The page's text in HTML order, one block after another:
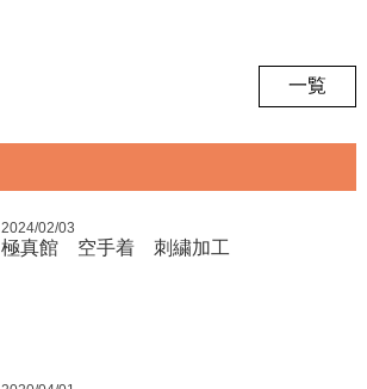
一覧
2024/02/03
極真館 空手着 刺繍加工